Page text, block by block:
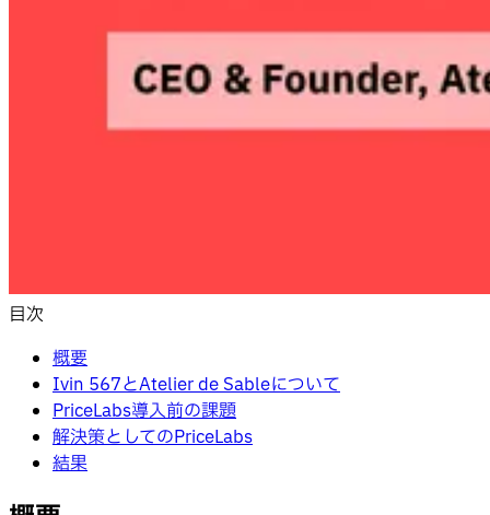
目次
概要
Ivin 567とAtelier de Sableについて
PriceLabs導入前の課題
解決策としてのPriceLabs
結果